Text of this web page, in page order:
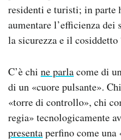
residenti e turisti; in parte
aumentare l’efficienza
la sicurezza e il cosiddetto
C’è chi ne parlacome di
di un «cuore pulsante». Chi
«torre di controllo», chi
regia» tecnologicamente
presentaperfino come una